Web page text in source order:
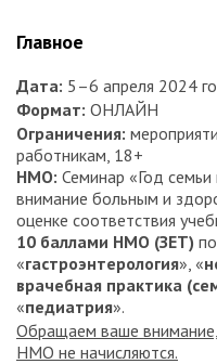
Главное
Дата: 5–6 апреля 2024
Формат: ОНЛАЙН
Ограничения:
работникам, 18+
НМО: Семинар «Год
внимание больным и
оценке соответствия
10 баллами НМО (ЗЕТ) по
«гастроэнтерология», «
врачебная практика
«педиатрия».
Обращаем ваше
НМО не начисляются.